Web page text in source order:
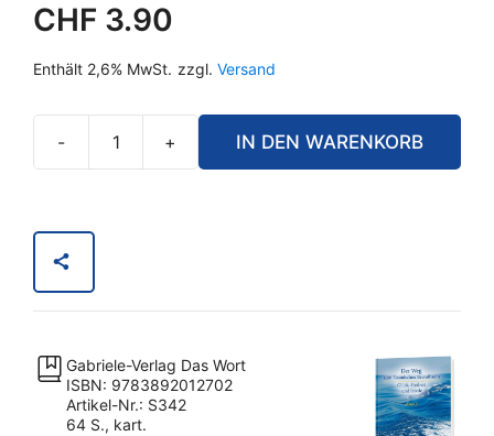
CHF 3.90
Enthält 2,6% MwSt. zzgl. Versand
- + IN DEN WARENKORB
Gabriele-Verlag Das Wort
ISBN: 9783892012702
Artikel-Nr.: S342
64 S., kart.